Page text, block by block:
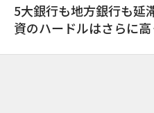
5大銀行も地方銀行も延
資のハードルはさらに高